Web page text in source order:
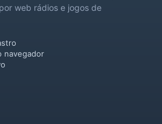
web rádios e jogos de
navegador